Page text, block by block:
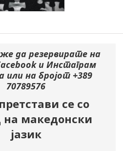
да резервирате на
и Инстаграм
или на бројот +389
70789576
се со
на македонски
јазик